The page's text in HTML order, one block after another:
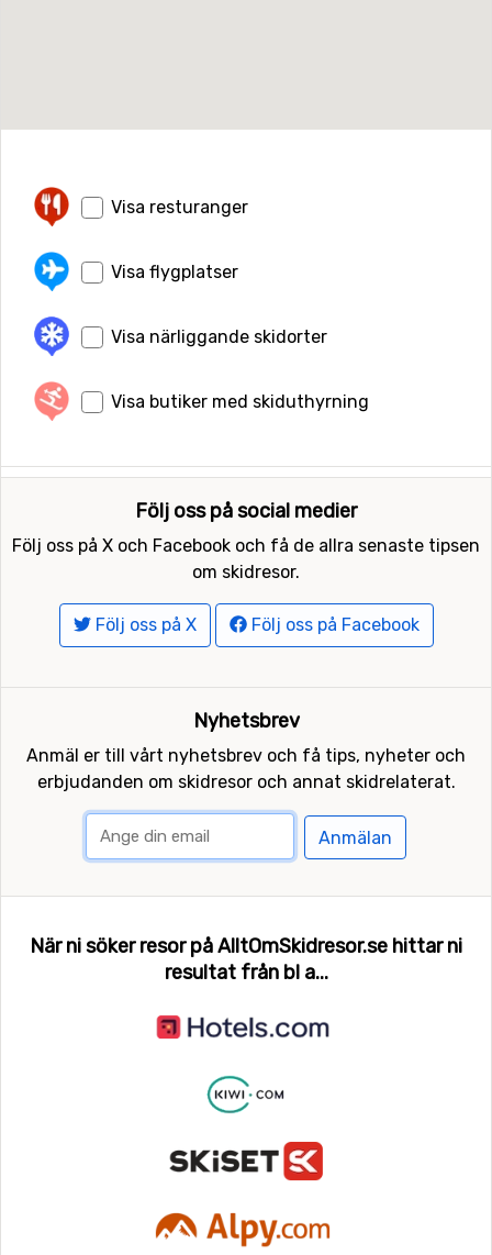
Visa resturanger
Visa flygplatser
Visa närliggande skidorter
Visa butiker med skiduthyrning
Följ oss på social medier
Följ oss på X och Facebook och få de allra senaste tipsen
om skidresor.
Följ oss på X Följ oss på Facebook
Nyhetsbrev
Anmäl er till vårt nyhetsbrev och få tips, nyheter och
erbjudanden om skidresor och annat skidrelaterat.
Anmälan
När ni söker resor på AlltOmSkidresor.se hittar ni
resultat från bl a...